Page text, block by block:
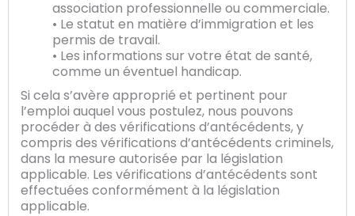
association professionnelle ou commerciale.
• Le statut en matière d’immigration et les
permis de travail.
• Les informations sur votre état de santé,
comme un éventuel handicap.
Si cela s’avère approprié et pertinent pour
l’emploi auquel vous postulez, nous pouvons
procéder à des vérifications d’antécédents, y
compris des vérifications d’antécédents criminels,
dans la mesure autorisée par la législation
applicable. Les vérifications d’antécédents sont
effectuées conformément à la législation
applicable.